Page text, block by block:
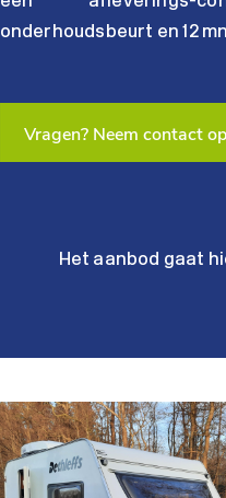
onderhoudsbeurt en 12
Vragen? Neem contact op
Het aanbod gaat